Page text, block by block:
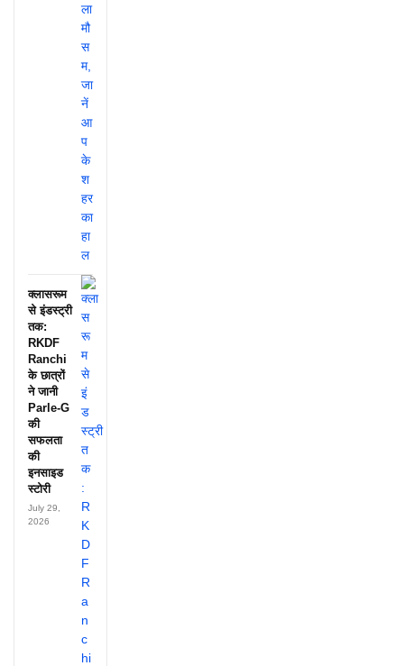
क्लासरूम
से इंडस्ट्री
तक:
RKDF
Ranchi
के छात्रों
ने जानी
Parle-G
की
सफलता
की
इनसाइड
स्टोरी
July 29,
2026